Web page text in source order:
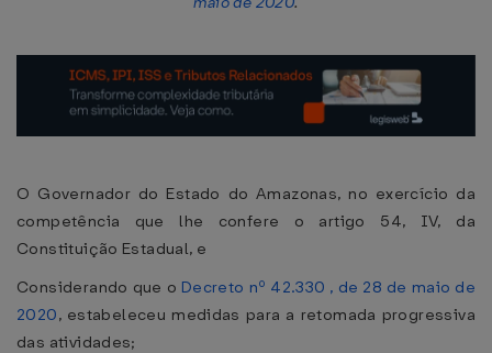
O Governador do Estado do Amazonas, no exercício da
competência que lhe confere o artigo 54, IV, da
Constituição Estadual, e
Considerando que o Decreto nº 42.330 , de 28 de maio de
2020, estabeleceu medidas para a retomada progressiva
das atividades;